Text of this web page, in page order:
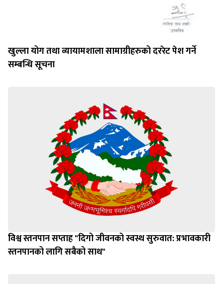
खुल्ला योग तथा व्यायामशाला सामाग्रीहरुको दररेट पेश गर्ने
सम्बन्धि सूचना
विश्व स्तनपान सप्ताह "दिगो जीवनको स्वस्थ सुरुवात: प्रभावकारी
स्तनपानको लागि सबैको साथ"